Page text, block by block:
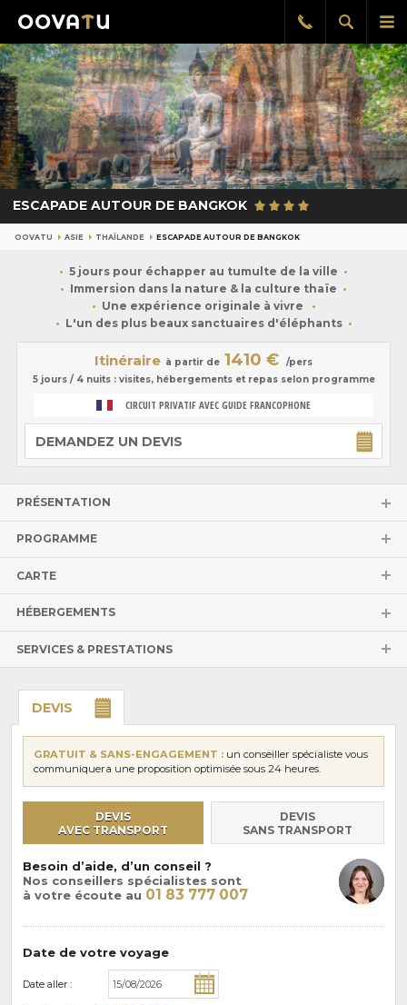
le
Afficher
la
Rappel
gratuit
ESCAPADE AUTOUR DE BANGKOK
OOVATU ASIE THAÏLANDE ESCAPADE AUTOUR DE BANGKOK
5 jours pour échapper au tumulte de la ville
Immersion dans la nature & la culture thaïe
Une expérience originale à vivre
L'un des plus beaux sanctuaires d'éléphants
Itinéraire à partir de 1410 €
/pers
5 jours / 4 nuits : visites, hébergements et repas selon programme
CIRCUIT PRIVATIF AVEC GUIDE FRANCOPHONE
DEMANDEZ UN DEVIS
PRÉSENTATION
PROGRAMME
CARTE
HÉBERGEMENTS
SERVICES & PRESTATIONS
DEVIS
GRATUIT & SANS-ENGAGEMENT : un conseiller spécialiste vous
communiquera une proposition optimisée sous 24 heures.
DEVIS
AVEC TRANSPORT
DEVIS
SANS TRANSPORT
Besoin d’aide, d’un conseil ?
Nos conseillers spécialistes sont
à votre écoute au 01 83 777 007
Date de votre voyage
Date aller :